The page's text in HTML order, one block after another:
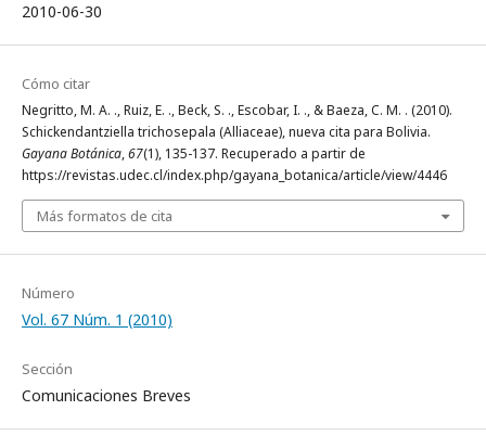
2010-06-30
Cómo citar
Negritto, M. A. ., Ruiz, E. ., Beck, S. ., Escobar, I. ., & Baeza, C. M. . (2010).
Schickendantziella trichosepala (Alliaceae), nueva cita para Bolivia.
Gayana Botánica,67(1), 135-137. Recuperado a partir de
https://revistas.udec.cl/index.php/gayana_botanica/article/view/4446
Más formatos de cita
Número
Vol. 67 Núm. 1 (2010)
Sección
Comunicaciones Breves